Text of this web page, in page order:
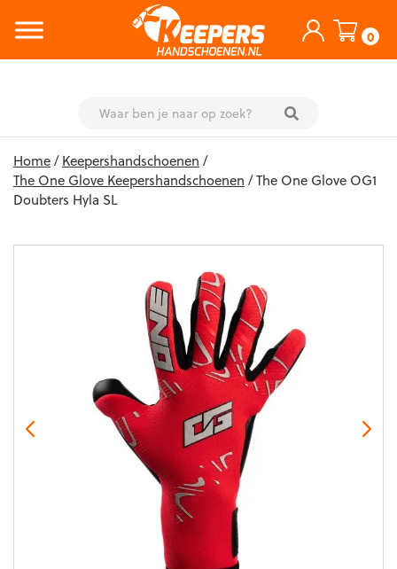
0
content
Home/Keepershandschoenen /
The One Glove Keepershandschoenen / The One Glove OG1
Doubters Hyla SL